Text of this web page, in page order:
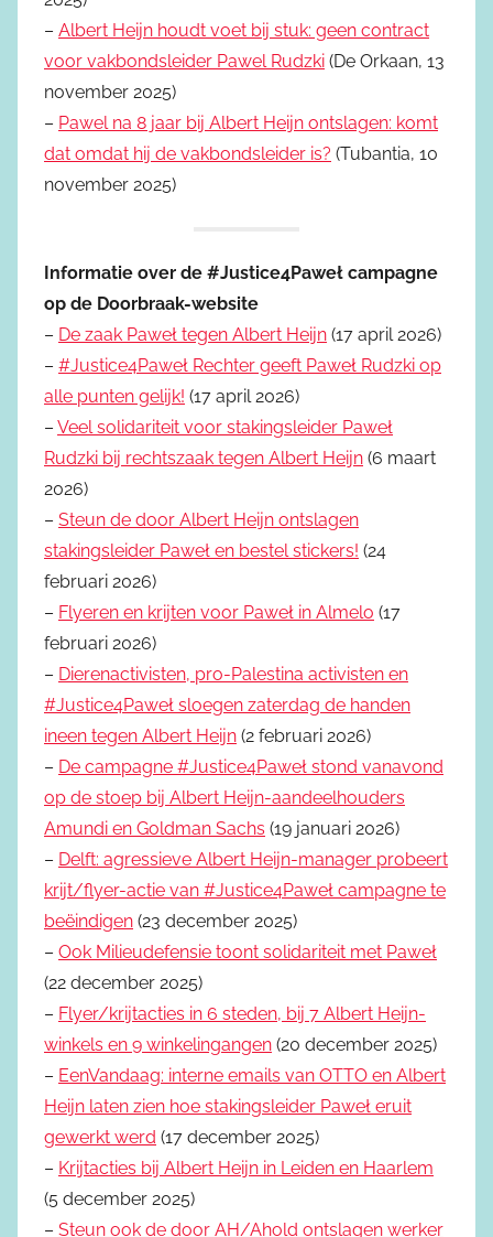
– Albert Heijn houdt voet bij stuk: geen contract
voor vakbondsleider Pawel Rudzki (De Orkaan, 13
november 2025)
– Pawel na 8 jaar bij Albert Heijn ontslagen: komt
dat omdat hij de vakbondsleider is? (Tubantia, 10
november 2025)
Informatie over de #Justice4Paweł campagne
op de Doorbraak-website
– De zaak Paweł tegen Albert Heijn (17 april 2026)
– #Justice4Paweł Rechter geeft Paweł Rudzki op
alle punten gelijk! (17 april 2026)
– Veel solidariteit voor stakingsleider Paweł
Rudzki bij rechtszaak tegen Albert Heijn (6 maart
2026)
– Steun de door Albert Heijn ontslagen
stakingsleider Paweł en bestel stickers! (24
februari 2026)
– Flyeren en krijten voor Paweł in Almelo (17
februari 2026)
– Dierenactivisten, pro-Palestina activisten en
#Justice4Paweł sloegen zaterdag de handen
ineen tegen Albert Heijn (2 februari 2026)
– De campagne #Justice4Paweł stond vanavond
op de stoep bij Albert Heijn-aandeelhouders
Amundi en Goldman Sachs (19 januari 2026)
– Delft: agressieve Albert Heijn-manager probeert
krijt/flyer-actie van #Justice4Paweł campagne te
beëindigen (23 december 2025)
– Ook Milieudefensie toont solidariteit met Paweł
(22 december 2025)
– Flyer/krijtacties in 6 steden, bij 7 Albert Heijn-
winkels en 9 winkelingangen (20 december 2025)
– EenVandaag: interne emails van OTTO en Albert
Heijn laten zien hoe stakingsleider Paweł eruit
gewerkt werd (17 december 2025)
– Krijtacties bij Albert Heijn in Leiden en Haarlem
(5 december 2025)
– Steun ook de door AH/Ahold ontslagen werker